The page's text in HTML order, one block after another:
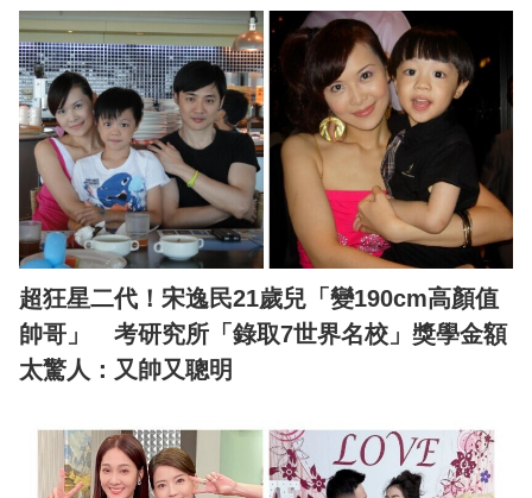
超狂星二代！宋逸民21歲兒「變190cm高顏值
帥哥」 考研究所「錄取7世界名校」獎學金額
太驚人：又帥又聰明